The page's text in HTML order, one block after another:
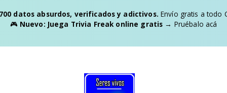
datos absurdos, verificados y adictivos. Envío gratis a todo
🎮 Nuevo: Juega Trivia Freak online gratis → Pruébalo acá